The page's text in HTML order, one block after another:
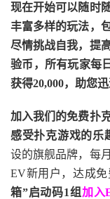
现在开始可以随时
丰富多样的玩法，
尽情挑战自我，提
验币，所有玩家每
获得20,000，助您迅
加入我们的免费扑
感受扑克游戏的乐
设的旗舰品牌，每
EV新用户，达成
箱”启动码1组 加入